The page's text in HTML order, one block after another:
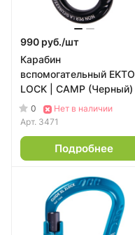
990 руб./шт
Карабин
вспомогательный EKTO
LOCK | CAMP (Черный)
0
Нет в наличии
Арт. 3471
Подробнее